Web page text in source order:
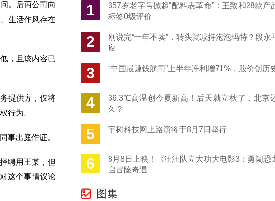
。后丙公司向
生活作风存在
，且该内容已
提供方，仅将
行为。
事出庭作证。
聘用王某，但
这个事情议论
1
357岁老字号掀起“配料表革命”：王致和28款产
标签0级评价
2
刚说完“十年不卖”，转头就减持泡泡玛特？段永
应
3 “中国最赚钱航司”上半年净利增71%，股价创历
4
36.3℃高温创今夏新高！后天就立秋了，北京
久？
5 宇树科技网上路演将于8月7日举行
6
8月8日上映！《汪汪队立大功大电影3：勇闯恐
启冒险奇遇
图集